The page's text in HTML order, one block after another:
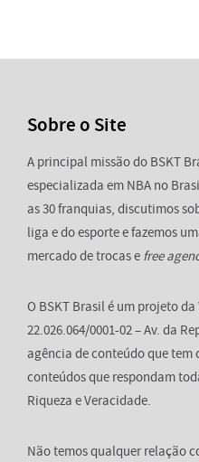
Sobre o Site
A principal missão do BSKT
especializada em NBA no
as 30 franquias, discutimos
liga e do esporte e fazemos
mercado de trocas e free
O BSKT Brasil é um projeto da
22.026.064/0001-02 – Av. da
agência de conteúdo que
conteúdos que respondam
Riqueza e Veracidade.
Não temos qualquer relação